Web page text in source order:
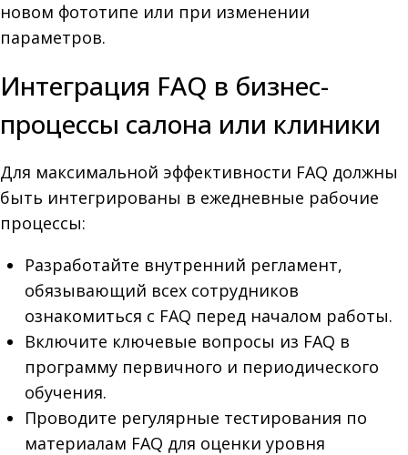
новом фототипе или при изменении
параметров.
Интеграция FAQ в бизнес-
процессы салона или клиники
Для максимальной эффективности FAQ должны
быть интегрированы в ежедневные рабочие
процессы:
Разработайте внутренний регламент,
обязывающий всех сотрудников
ознакомиться с FAQ перед началом работы.
Включите ключевые вопросы из FAQ в
программу первичного и периодического
обучения.
Проводите регулярные тестирования по
материалам FAQ для оценки уровня